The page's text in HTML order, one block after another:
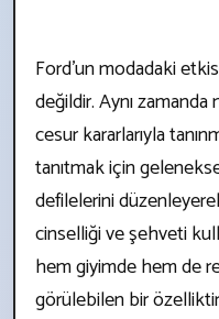
Ford'un modadaki etkisi
değildir. Aynı zamanda
cesur kararlarıyla
tanıtmak için
defilelerini
cinselliği ve şehveti
hem giyimde hem de
görülebilen bir